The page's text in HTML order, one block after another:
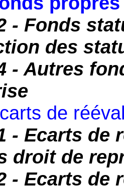
- Fonds
des
- Autres
de
- Ecarts de
droit de
- Ecarts de